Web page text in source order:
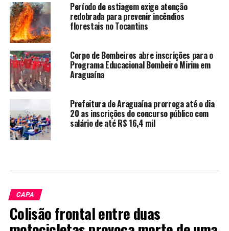
Período de estiagem exige atenção
redobrada para prevenir incêndios
florestais no Tocantins
Corpo de Bombeiros abre inscrições para o
Programa Educacional Bombeiro Mirim em
Araguaína
Prefeitura de Araguaína prorroga até o dia
20 as inscrições do concurso público com
salário de até R$ 16,4 mil
CAPA
Colisão frontal entre duas